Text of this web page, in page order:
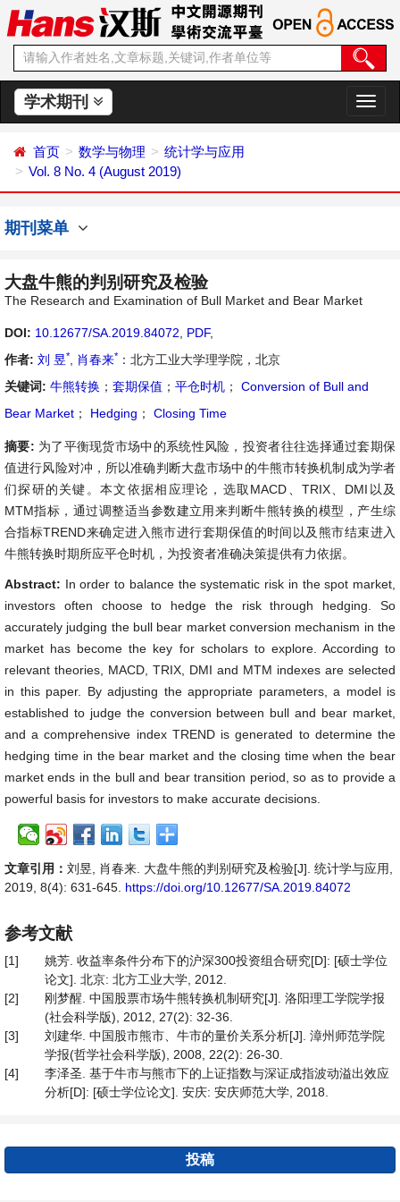
学术期刊
切
换
首页 数学与物理
统计学与应用
Vol. 8 No. 4 (August 2019)
期刊菜单
大盘牛熊的判别研究及检验
The Research and Examination of Bull Market and Bear Market
DOI: 10.12677/SA.2019.84072 PDF,
作者: 刘 昱* 肖春来* ：北方工业大学理学院，北京
关键词: 牛熊转换 ； 套期保值 ； 平仓时机 ；
Conversion of Bull and
Bear Market ； Hedging ； Closing Time
摘要: 为了平衡现货市场中的系统性风险，投资者往往选择通过套期保
值进行风险对冲，所以准确判断大盘市场中的牛熊市转换机制成为学者
们探研的关键。本文依据相应理论，选取MACD、TRIX、DMI以及
MTM指标，通过调整适当参数建立用来判断牛熊转换的模型，产生综
合指标TREND来确定进入熊市进行套期保值的时间以及熊市结束进入
牛熊转换时期所应平仓时机，为投资者准确决策提供有力依据。
Abstract: In order to balance the systematic risk in the spot market,
investors often choose to hedge the risk through hedging. So
accurately judging the bull bear market conversion mechanism in the
market has become the key for scholars to explore. According to
relevant theories, MACD, TRIX, DMI and MTM indexes are selected
in this paper. By adjusting the appropriate parameters, a model is
established to judge the conversion between bull and bear market,
and a comprehensive index TREND is generated to determine the
hedging time in the bear market and the closing time when the bear
market ends in the bull and bear transition period, so as to provide a
powerful basis for investors to make accurate decisions.
文章引用： 刘昱, 肖春来. 大盘牛熊的判别研究及检验[J]. 统计学与应用,
2019, 8(4): 631-645. https://doi.org/10.12677/SA.2019.84072
参考文献
[1]
姚芳. 收益率条件分布下的沪深300投资组合研究[D]: [硕士学位
论文]. 北京: 北方工业大学, 2012.
[2]
刚梦醒. 中国股票市场牛熊转换机制研究[J]. 洛阳理工学院学报
(社会科学版), 2012, 27(2): 32-36.
[3]
刘建华. 中国股市熊市、牛市的量价关系分析[J]. 漳州师范学院
学报(哲学社会科学版), 2008, 22(2): 26-30.
[4]
李泽圣. 基于牛市与熊市下的上证指数与深证成指波动溢出效应
分析[D]: [硕士学位论文]. 安庆: 安庆师范大学, 2018.
投稿